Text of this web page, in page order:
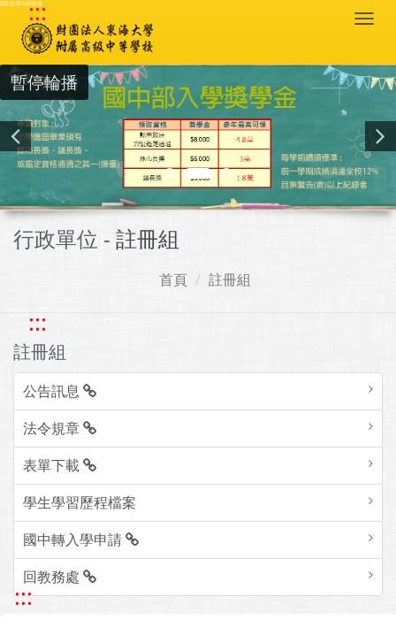
跳到主要內容區塊
:::
暫停輪播
行政單位 - 註冊組
首頁 註冊組
:::
註冊組
公告訊息
法令規章
表單下載
學生學習歷程檔案
國中轉入學申請
回教務處
:::